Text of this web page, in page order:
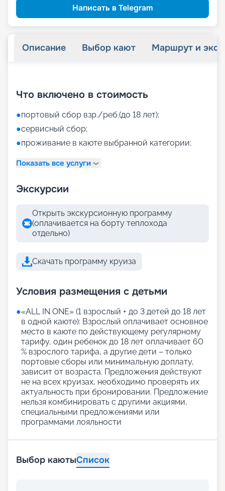
Написать в Telegram
Описание Выбор кают Маршрут и
Что включено в стоимость
●портовый сбор взр./реб.(до 18 лет);
●сервисный сбор;
●проживание в каюте выбранной категории;
Показать все услуги
Экскурсии
Открыть экскурсионную программу
(оплачивается на борту теплохода
отдельно)
Скачать программу круиза
Условия размещения с детьми
●«АLL IN ONE» (1 взрослый + до 3 детей до 18 лет
в одной каюте): Взрослый оплачивает основное
место в каюте по действующему регулярному
тарифу, один ребенок до 18 лет оплачивает 60
% взрослого тарифа, а другие дети – только
портовые сборы или минимальную доплату,
зависит от возраста. Предложения действуют
не на всех круизах, необходимо проверять их
актуальность при бронировании. Предложение
нельзя комбинировать с другими акциями,
специальными предложениями или
программами лояльности
Выбор каютыСписок